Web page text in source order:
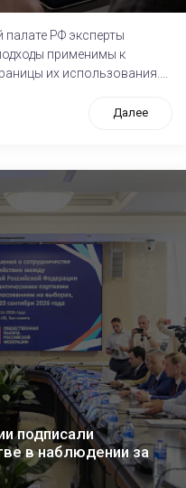
РФ эксперты
применимы к
их использования....
Далее
подписали
в наблюдении за